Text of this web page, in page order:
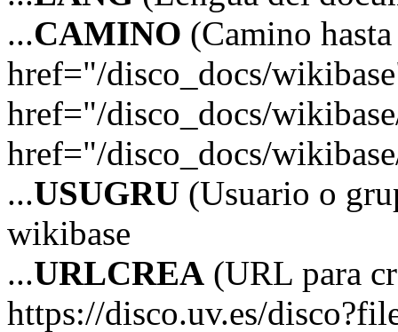
...CAMINO (Camino
href="/disco_docs/
href="/disco_docs/
href="/disco_docs/
...USUGRU (Usuario o
wikibase
...URLCREA (URL para
https://disco.uv.es/